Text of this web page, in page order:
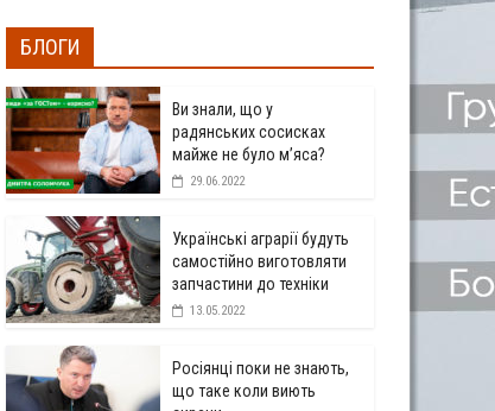
БЛОГИ
Ви знали, що у
радянських сосисках
майже не було м’яса?
29.06.2022
Українські аграрії будуть
самостійно виготовляти
запчастини до техніки
13.05.2022
Росіянці поки не знають,
що таке коли виють